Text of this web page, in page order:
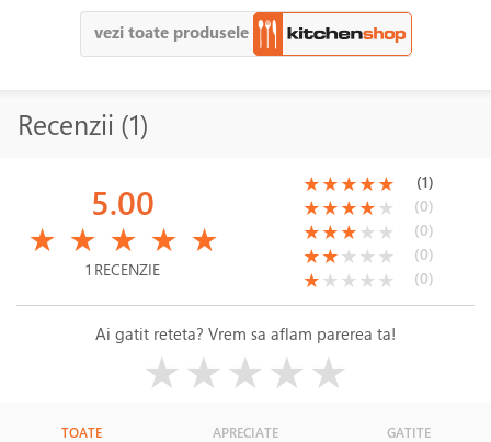
vezi toate produsele
Recenzii (1)
5.00
★ ★ ★ ★ ★
1 RECENZIE
(*)
★(*)
★(*)
★(*)
★(*)
★ (1)
(*)
★(*)
★(*)
★(*)
★( )
★ (0)
(*)
★(*)
★(*)
★( )
★ ( )
★ (0)
(*)
★(*)
★( )
★ ( )
★ ( )
★ (0)
(*)
★( )
★ ( )
★ ( )
★ ( )
★ (0)
Ai gatit reteta? Vrem sa aflam parerea ta!
★★★★★
TOATE APRECIATE GATITE